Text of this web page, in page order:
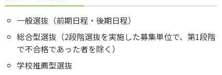
一般選抜（前期日程・後期日程）
総合型選抜（2段階選抜を実施した募集単位で、第1段階
で不合格であった者を除く）
学校推薦型選抜